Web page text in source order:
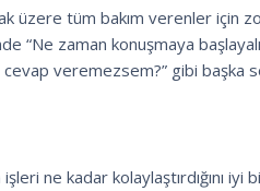
üzere tüm bakım verenler için
zaman konuşmaya
veremezsem?” gibi
ne kadar kolaylaştırdığını iyi